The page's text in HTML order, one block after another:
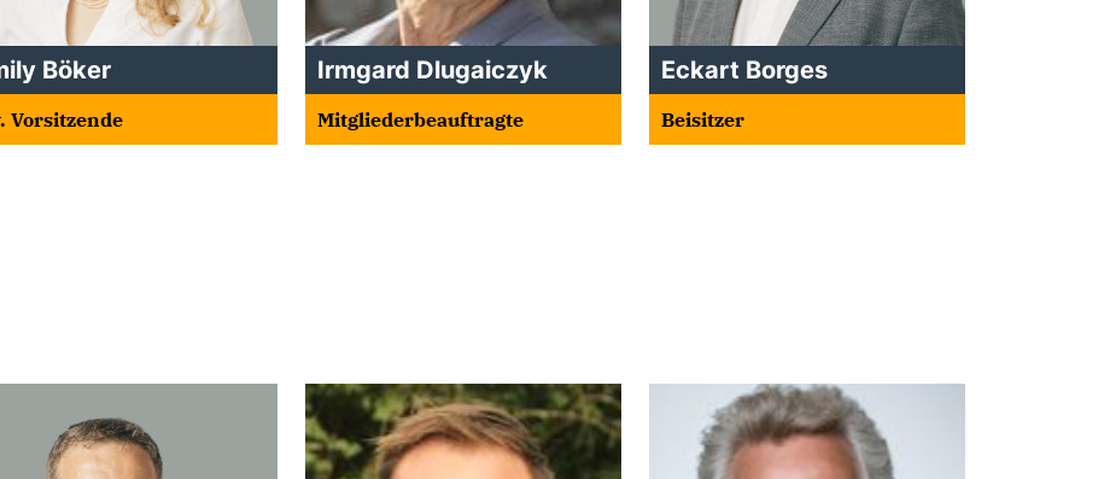
Böker
Vorsitzende
Irmgard Dlugaiczyk
Mitgliederbeauftragte
Eckart Borges
Beisitzer